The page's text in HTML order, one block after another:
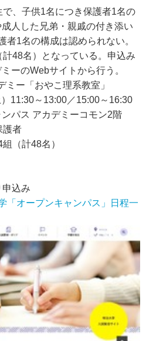
、子供1名につき保護者1名の
人した兄弟・親戚の付き添い
者1名の構成は認められない。
48名）となっている。申込み
ーのWebサイトから行う。
ー「おやこ理系教室」
11:30～13:00／15:00～16:30
パス アカデミーコモン2階
護者
（計48名）
込み
「オープンキャンパス」日程一